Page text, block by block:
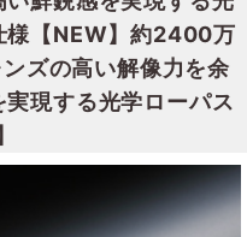
様【NEW】約2400万
ズの高い解像力を余
現する光学ローパス